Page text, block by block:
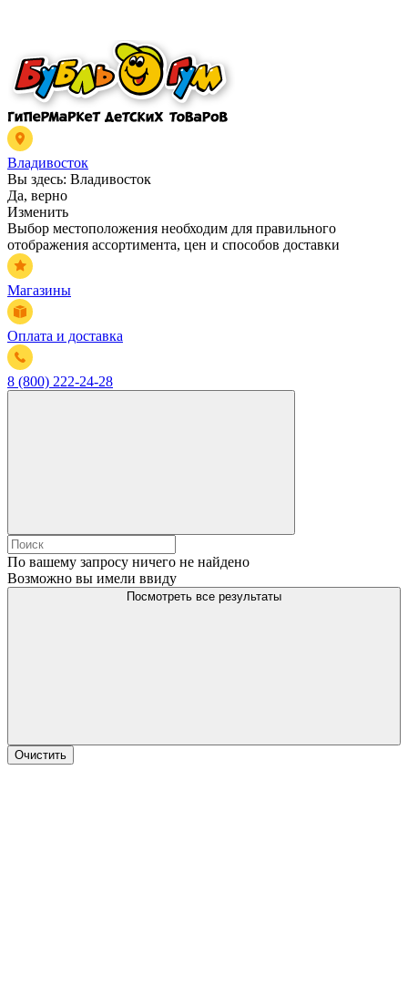
Владивосток
Вы здесь: Владивосток
Да, верно
Изменить
Выбор местоположения необходим для правильного
отображения ассортимента, цен и способов доставки
Магазины
Оплата и доставка
8 (800) 222-24-28
По вашему запросу ничего не найдено
Возможно вы имели ввиду
Посмотреть все результаты
Очистить